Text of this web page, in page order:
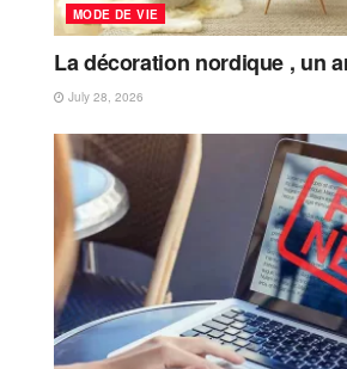
MODE DE VIE
La décoration nordique , un
July 28, 2026